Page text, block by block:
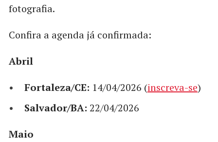
fotografia.
Confira a agenda já confirmada:
Abril
Fortaleza/CE: 14/04/2026 (inscreva-se)
Salvador/BA: 22/04/2026
Maio